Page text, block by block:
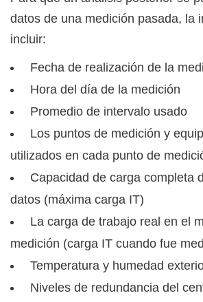
datos de una medición pasada, la
incluir:
Fecha de realización de la
Hora del día de la medición
Promedio de intervalo usado
Los puntos de medición y
utilizados en cada punto de
Capacidad de carga completa
datos (máxima carga IT)
La carga de trabajo real en el
medición (carga IT cuando fue
Temperatura y humedad
Niveles de redundancia del